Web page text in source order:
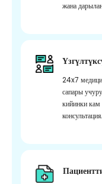
жана
24x7
сапары
кийинки